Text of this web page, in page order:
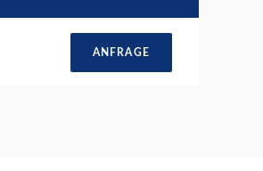
ANFRAGE